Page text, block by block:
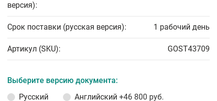
версия):
Срок поставки (русская версия): 1 рабочий день
Артикул (SKU): GOST43709
Выберите версию документа:
Русский
Английский +46 800 руб.